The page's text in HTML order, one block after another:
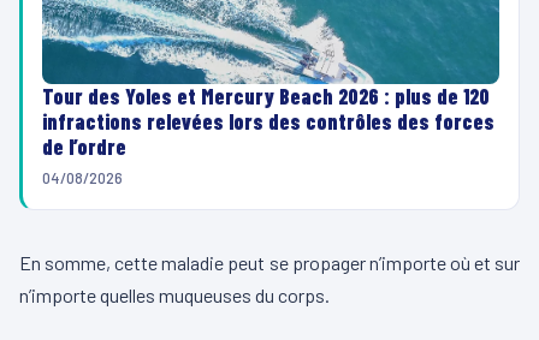
Tour des Yoles et Mercury Beach 2026 : plus de 120
infractions relevées lors des contrôles des forces
de l’ordre
04/08/2026
En somme, cette maladie peut se propager n’importe où et sur
n’importe quelles muqueuses du corps.